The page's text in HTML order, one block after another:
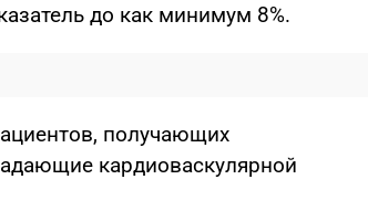
до как минимум 8%.
получающих
кардиоваскулярной